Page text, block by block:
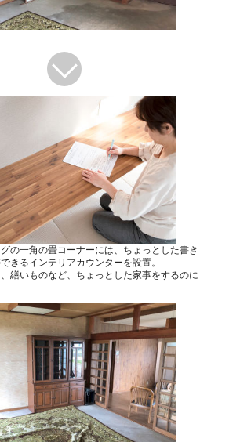
の一角の畳コーナーには、ちょっとした書き
きるインテリアカウンターを設置。
繕いものなど、ちょっとした家事をするのに